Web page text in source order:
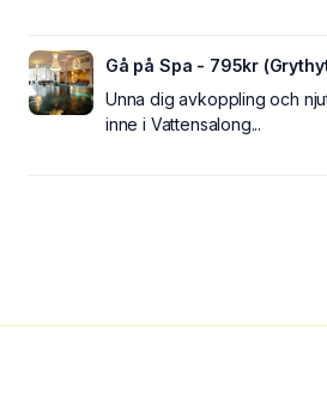
Gå på Spa - 795kr
Unna dig avkoppling och
inne i Vattensalong...